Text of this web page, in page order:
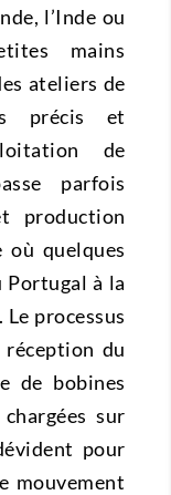
l’Inde ou
mains
ateliers de
précis et
de
parfois
production
où quelques
Portugal à la
Le processus
du
de bobines
sur
pour
mouvement